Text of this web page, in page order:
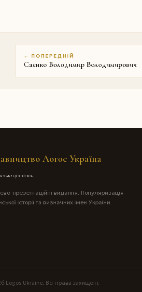
← ПОПЕРЕДНІЙ
Саєнко Володимир Володимирович
Логос Україна
цінність
презентаційні видання. Популяризація
історії та визначних імен України.
Logos Ukraine. Всі права захищені.